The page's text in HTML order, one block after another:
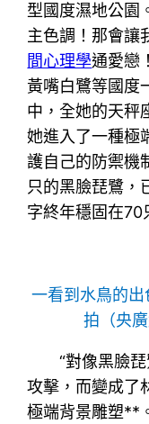
型國度濕地公園
主色調！那會讓
間心理學通愛戀
黃嘴白鷺等國度
中，全她的天秤
她進入了一種極
護自己的防禦機
只的黑臉琵鷺，
字終年穩固在70
一看到水鳥的
拍（央
“對像黑臉
攻擊，而變成了
極端背景雕塑**